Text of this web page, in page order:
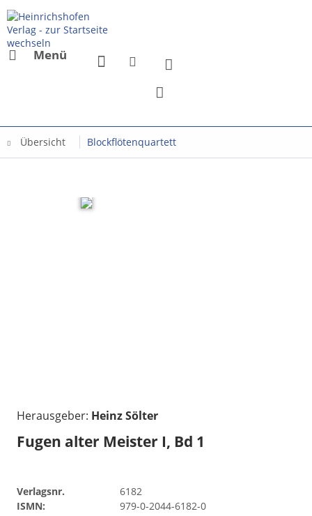
Menü
Übersicht Blockflötenquartett
Herausgeber: Heinz Sölter
Fugen alter Meister I, Bd 1
Verlagsnr.
6182
ISMN:
979-0-2044-6182-0